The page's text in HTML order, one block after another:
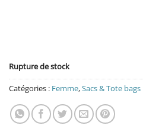
Rupture de stock
Catégories : Femme,Sacs & Tote bags